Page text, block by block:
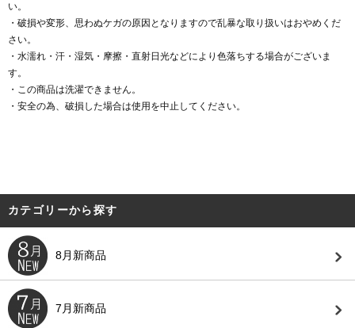
い。
・破損や変形、思わぬケガの原因となりますので乱暴な取り扱いはおやめくだ
さい。
・水濡れ・汗・湿気・摩擦・直射日光などにより色落ちする場合がございま
す。
・この商品は洗濯できません。
・安全の為、破損した場合は使用を中止してください。
カテゴリーから探す
8月新商品
7月新商品